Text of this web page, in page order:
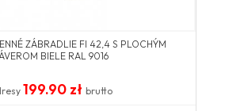
ZÁBRADLIE FI 42,4 S PLOCHÝM
BIELE RAL 9016
199.90 zł brutto